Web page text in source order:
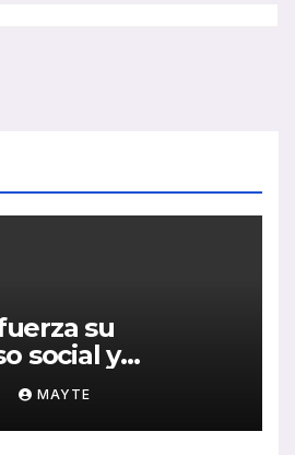
su
social y
con la
su Memoria
MAYTE